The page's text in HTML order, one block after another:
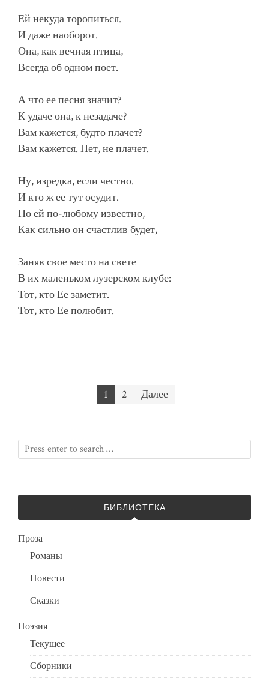
Ей некуда торопиться.
И даже наоборот.
Она, как вечная птица,
Всегда об одном поет.
А что ее песня значит?
К удаче она, к незадаче?
Вам кажется, будто плачет?
Вам кажется. Нет, не плачет.
Ну, изредка, если честно.
И кто ж ее тут осудит.
Но ей по-любому известно,
Как сильно он счастлив будет,
Заняв свое место на свете
В их маленьком лузерском клубе:
Тот, кто Ее заметит.
Тот, кто Ее полюбит.
Пагинация
1 2 Далее
БИБЛИОТЕКА
Проза
Романы
Повести
Сказки
Поэзия
Текущее
Сборники